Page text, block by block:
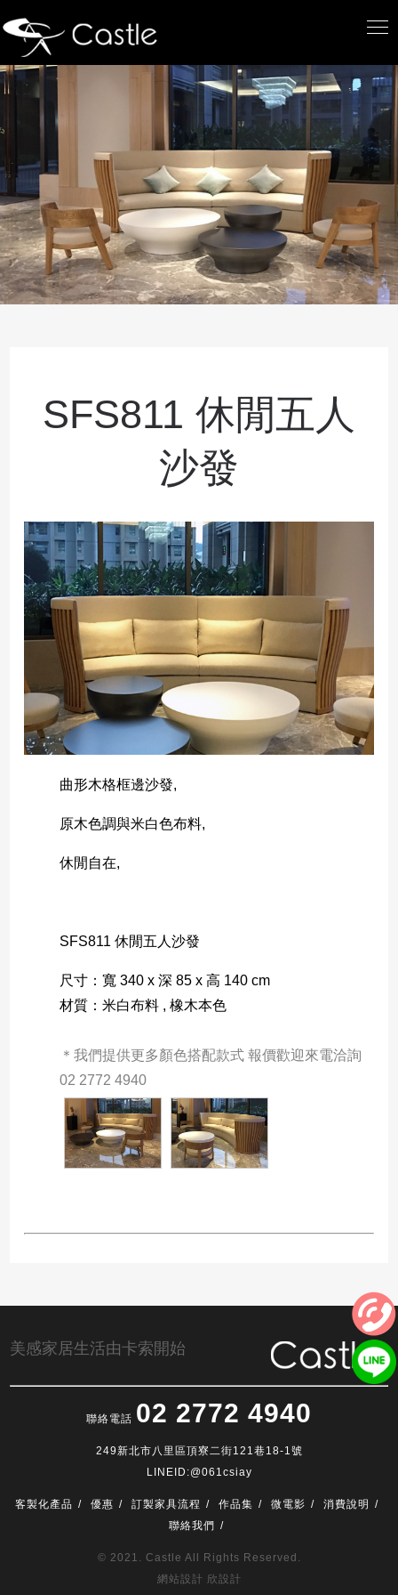
SFS811 休閒五人
沙發
曲形木格框邊沙發,
原木色調與米白色布料,
休閒自在,
SFS811 休閒五人沙發
尺寸：寬 340 x 深 85 x 高 140 cm
材質：米白布料 , 橡木本色
＊我們提供更多顏色搭配款式 報價歡迎來電洽詢
02 2772 4940
美感家居生活由卡索開始
聯絡電話 02 2772 4940
249新北市八里區頂寮二街121巷18-1號
LINEID:@061csiay
客製化產品 優惠 訂製家具流程 作品集 微電影
消費說明
聯絡我們
© 2021. Castle All Rights Reserved.
網站設計 欣設計